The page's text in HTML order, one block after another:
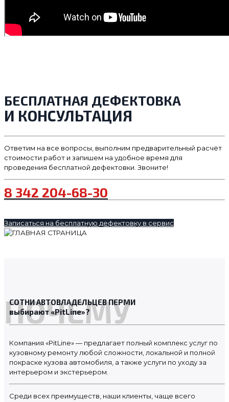
БЕСПЛАТНАЯ ДЕФЕКТОВКА
И КОНСУЛЬТАЦИЯ
Ответим на все вопросы, выполним предварительный расчёт
стоимости работ и запишем на удобное время для
проведения бесплатной дефектовки. Звоните!
8 342 204-68-30
Записаться на бесплатную дефектовку в сервис
ПОЧЕМУ
СОТНИ АВТОВЛАДЕЛЬЦЕВ ПЕРМИ
выбирают «PitLine»?
Компания «PitLine» — предлагает полный комплекс услуг по
кузовному ремонту любой сложности, локальной и полной
покраске кузова автомобиля, а также услуги по уходу за
интерьером и экстерьером.
Среди всех преимуществ, наши клиенты, чаще всего